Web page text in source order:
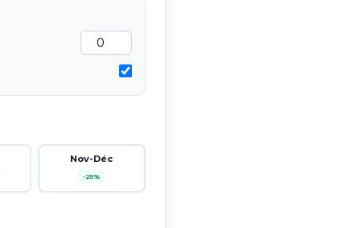
Nov-Déc
-25%